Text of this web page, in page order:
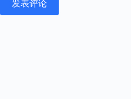
发表评论